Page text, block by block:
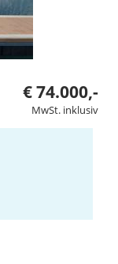
€ 74.000,-
MwSt. inklusiv